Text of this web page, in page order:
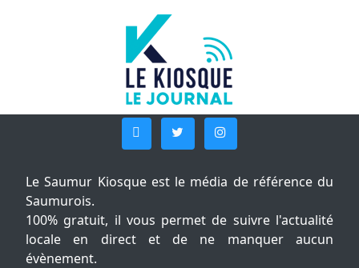
Le Saumur Kiosque est le média de référence du
Saumurois.
100% gratuit, il vous permet de suivre l'actualité
locale en direct et de ne manquer aucun
évènement.